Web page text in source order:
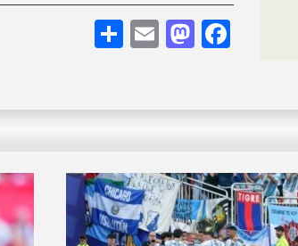
Facebook
Mastodon
Email